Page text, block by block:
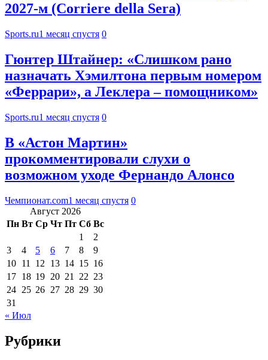
2027-м (Corriere della Sera)
Sports.ru1 месяц спустя 0
Гюнтер Штайнер: «Слишком рано
назначать Хэмилтона первым номером
«Феррари», а Леклера – помощником»
Sports.ru1 месяц спустя 0
В «Астон Мартин»
прокомментировали слухи о
возможном уходе Фернандо Алонсо
Чемпионат.com1 месяц спустя 0
Август 2026
Пн Вт Ср Чт Пт Сб Вс
1
2
3
4 5 6 7 8
9
10 11 12 13 14 15 16
17 18 19 20 21 22 23
24 25 26 27 28 29 30
31
« Июл
Рубрики